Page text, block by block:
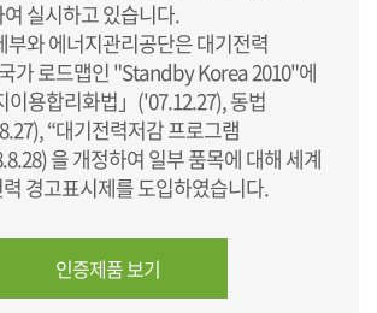
실시하고 있습니다.
부와 에너지관리공단은 대기전력
가 로드맵인 "Standby Korea 2010"에
이용합리화법」('07.12.27), 동법
“대기전력저감 프로그램
을 개정하여 일부 품목에 대해 세계
경고표시제를 도입하였습니다.
인증제품 보기